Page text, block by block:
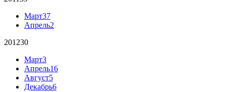
Март37
Апрель2
201230
Март3
Апрель16
Август5
Декабрь6